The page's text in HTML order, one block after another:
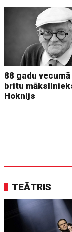
88 gadu
britu
Hoknijs
TEĀTRIS